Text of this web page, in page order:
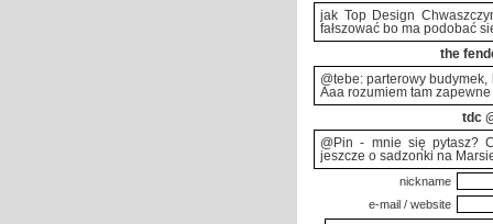
jak Top Design
fałszować bo ma podobać
the
@tebe: parterowy
Aaa rozumiem tam
tdc
@Pin - mnie się pytasz?
jeszcze o sadzonki na
nickname
e-mail / website